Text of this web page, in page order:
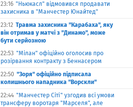
23:16 "Ньюкасл" відмовився продавати
захисника в "Манчестер Юнайтед"
23:12 Травма захисника "Карабаха", яку
він отримав у матчі з "Динамо", може
бути серйозною
22:53 "Мілан" офіційно оголосив про
розірвання контракту з Беннасером
22:50 "Зоря" офіційно підписала
колишнього нападника "Ворскли"
22:44 "Манчестер Сіті" узгодив всі умови
трансферу воротаря "Марселя", але